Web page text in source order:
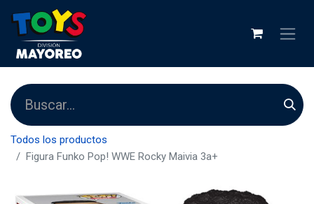
Todos los productos
Figura Funko Pop! WWE Rocky Maivia 3a+